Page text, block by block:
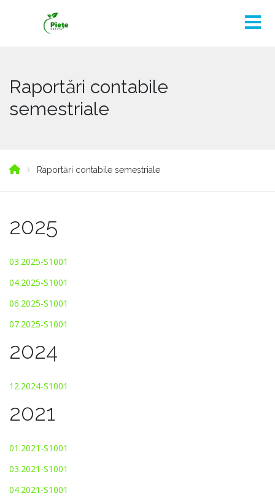
Raportări contabile
semestriale
Raportări contabile semestriale
2025
03.2025-S1001
04.2025-S1001
06.2025-S1001
07.2025-S1001
2024
12.2024-S1001
2021
01.2021-S1001
03.2021-S1001
04.2021-S1001